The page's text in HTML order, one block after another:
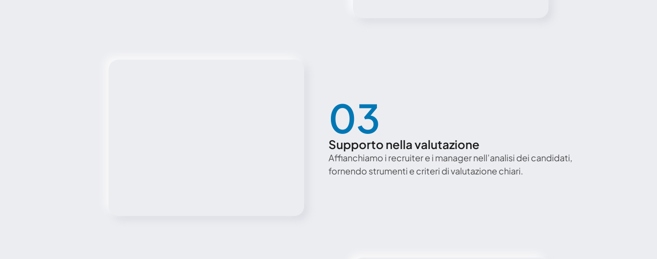
03
Supporto nella valutazione
Affianchiamo i recruiter e i manager nell’analisi dei candidati,
fornendo strumenti e criteri di valutazione chiari.